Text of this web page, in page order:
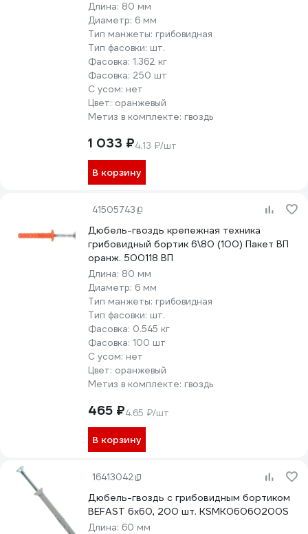
Длина: 80 мм
Диаметр: 6 мм
Тип манжеты: грибовидная
Тип фасовки: шт.
Фасовка: 1.362 кг
Фасовка: 250 шт
С усом: нет
Цвет: оранжевый
Метиз в комплекте: гвоздь
1 033 ₽4.13 ₽/шт
В корзину
41505743
Дюбель-гвоздь крепежная техника
грибовидный бортик 6\80 (100) Пакет ВП
оранж. 500118 ВП
Длина: 80 мм
Диаметр: 6 мм
Тип манжеты: грибовидная
Тип фасовки: шт.
Фасовка: 0.545 кг
Фасовка: 100 шт
С усом: нет
Цвет: оранжевый
Метиз в комплекте: гвоздь
465 ₽4.65 ₽/шт
В корзину
16413042
Дюбель-гвоздь с грибовидным бортиком
BEFAST 6x60, 200 шт. KSMK06060200S
Длина: 60 мм